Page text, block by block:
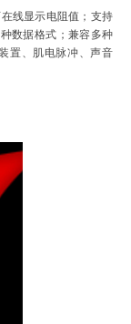
线显示电阻值；支持
数据格式；兼容多种
置、肌电脉冲、声音